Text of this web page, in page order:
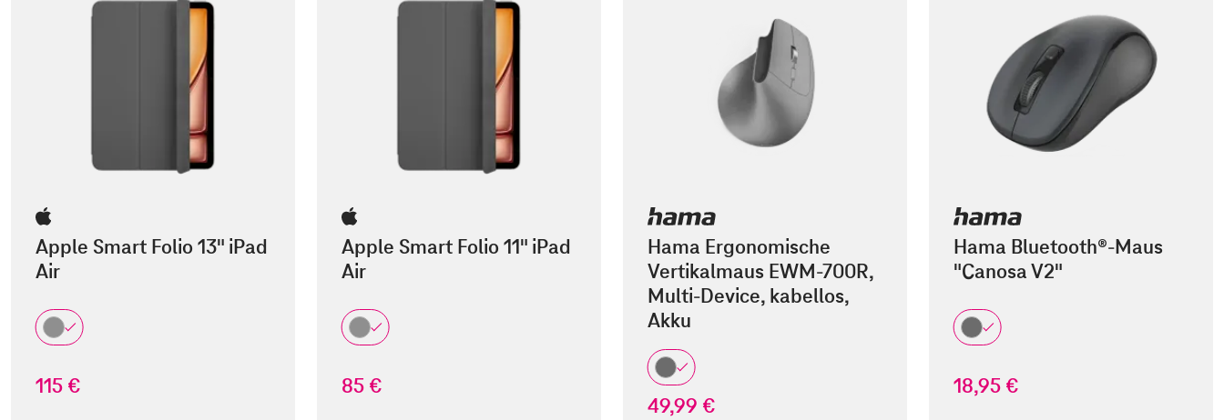
Apple Smart Folio 13" iPad
Air
115 €
Apple Smart Folio 11" iPad
Air
85 €
Hama Ergonomische
Vertikalmaus EWM-700R,
Multi-Device, kabellos,
Akku
49,99 €
Hama Bluetooth®-Maus
"Canosa V2"
18,95 €